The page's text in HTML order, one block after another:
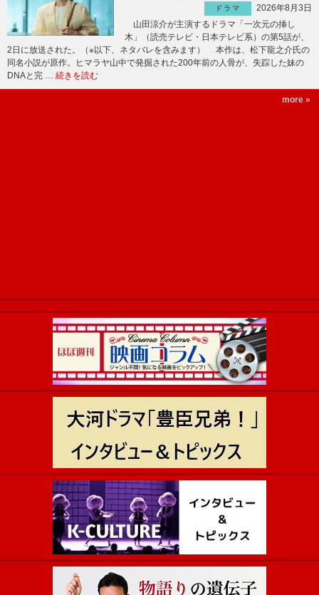
ドラマ
2026年8月3日
山田涼介が主演するドラマ「一次元の挿し
木」（読売テレビ・日本テレビ系）の第5話が、
2日に放送された。（※以下、ネタバレを含みます） 本作は、松下龍之介氏の
同名小説が原作。ヒマラヤ山中で発掘された200年前の人骨が、失踪した妹の
DNAと完 … 続きを読む
more »